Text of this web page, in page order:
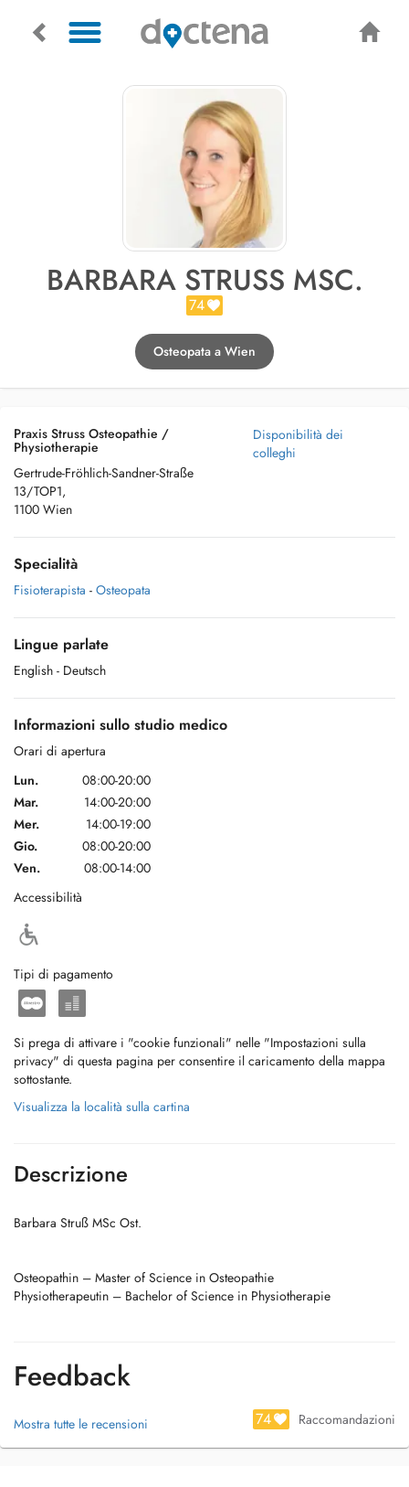
BARBARA STRUSS MSC.
74
Osteopata a Wien
Praxis Struss Osteopathie /
Physiotherapie
Gertrude-Fröhlich-Sandner-Straße
13/TOP1,
1100 Wien
Disponibilità dei
colleghi
Specialità
Fisioterapista - Osteopata
Lingue parlate
English - Deutsch
Informazioni sullo studio medico
Orari di apertura
Lun.
08:00-20:00
Mar.
14:00-20:00
Mer.
14:00-19:00
Gio.
08:00-20:00
Ven.
08:00-14:00
Accessibilità
Tipi di pagamento
Si prega di attivare i "cookie funzionali" nelle "Impostazioni sulla
privacy" di questa pagina per consentire il caricamento della mappa
sottostante.
Visualizza la località sulla cartina
Descrizione
Barbara Struß MSc Ost.
Osteopathin – Master of Science in Osteopathie
Physiotherapeutin – Bachelor of Science in Physiotherapie
Feedback
Mostra tutte le recensioni 74 Raccomandazioni